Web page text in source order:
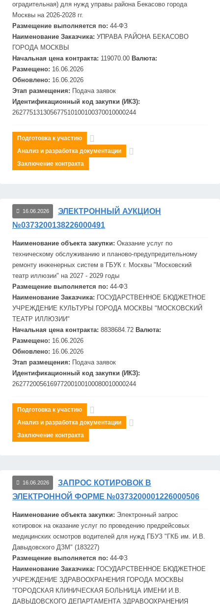
оградительная) для нужд управы района Бекасово города
Москвы на 2026-2028 гг.
Размещение выполняется по: 44-ФЗ
Наименование Заказчика: УПРАВА РАЙОНА БЕКАСОВО
ГОРОДА МОСКВЫ
Начальная цена контракта: 119070.00 Валюта:
Размещено: 16.06.2026
Обновлено: 16.06.2026
Этап размещения: Подача заявок
Идентификационный код закупки (ИКЗ):
262775131305677510100100370010000244
Подготовка к участию
Анализ и разработка документации
Заключение контракта
16.06.2026
ЭЛЕКТРОННЫЙ АУКЦИОН
№0373200138226000491
Наименование объекта закупки: Оказание услуг по
техническому обслуживанию и планово-предупредительному
ремонту инженерных систем в ГБУК г. Москвы "Московский
театр иллюзии" на 2027 - 2029 годы
Размещение выполняется по: 44-ФЗ
Наименование Заказчика: ГОСУДАРСТВЕННОЕ БЮДЖЕТНОЕ
УЧРЕЖДЕНИЕ КУЛЬТУРЫ ГОРОДА МОСКВЫ "МОСКОВСКИЙ
ТЕАТР ИЛЛЮЗИИ"
Начальная цена контракта: 8838684.72 Валюта:
Размещено: 16.06.2026
Обновлено: 16.06.2026
Этап размещения: Подача заявок
Идентификационный код закупки (ИКЗ):
262772005616977200100100080010000244
Подготовка к участию
Анализ и разработка документации
Заключение контракта
16.06.2026
ЗАПРОС КОТИРОВОК В
ЭЛЕКТРОННОЙ ФОРМЕ №0373200001226000506
Наименование объекта закупки: Электронный запрос
котировок на оказание услуг по проведению предрейсовых
медицинских осмотров водителей для нужд ГБУЗ "ГКБ им. И.В.
Давыдовского ДЗМ" (183227)
Размещение выполняется по: 44-ФЗ
Наименование Заказчика: ГОСУДАРСТВЕННОЕ БЮДЖЕТНОЕ
УЧРЕЖДЕНИЕ ЗДРАВООХРАНЕНИЯ ГОРОДА МОСКВЫ
"ГОРОДСКАЯ КЛИНИЧЕСКАЯ БОЛЬНИЦА ИМЕНИ И.В.
ДАВЫДОВСКОГО ДЕПАРТАМЕНТА ЗДРАВООХРАНЕНИЯ